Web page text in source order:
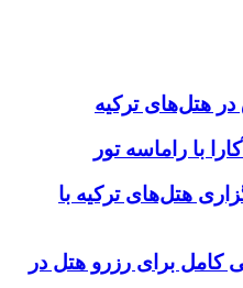
هتل‌های ترکیه
با راماسه تور
هتل‌های ترکیه با
کامل برای رزرو هتل در